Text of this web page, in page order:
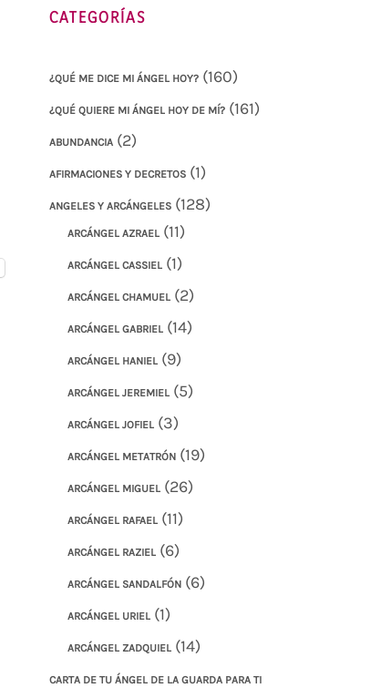
CATEGORÍAS
¿QUÉ ME DICE MI ÁNGEL HOY?(160)
¿QUÉ QUIERE MI ÁNGEL HOY DE MÍ?(161)
ABUNDANCIA(2)
AFIRMACIONES Y DECRETOS(1)
ANGELES Y ARCÁNGELES(128)
ARCÁNGEL AZRAEL(11)
ARCÁNGEL CASSIEL(1)
ARCÁNGEL CHAMUEL(2)
ARCÁNGEL GABRIEL(14)
ARCÁNGEL HANIEL(9)
ARCÁNGEL JEREMIEL(5)
ARCÁNGEL JOFIEL(3)
ARCÁNGEL METATRÓN(19)
ARCÁNGEL MIGUEL(26)
ARCÁNGEL RAFAEL(11)
ARCÁNGEL RAZIEL(6)
ARCÁNGEL SANDALFÓN(6)
ARCÁNGEL URIEL(1)
ARCÁNGEL ZADQUIEL(14)
CARTA DE TU ÁNGEL DE LA GUARDA PARA TI